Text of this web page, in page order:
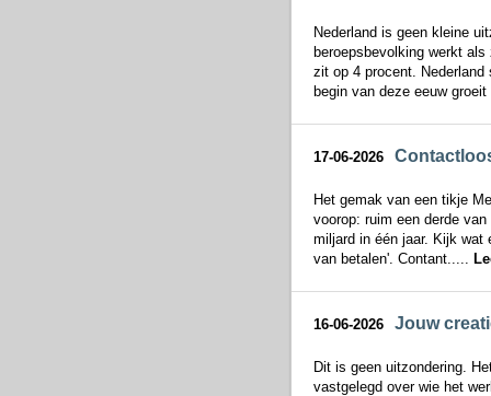
Nederland is geen kleine
beroepsbevolking werkt
zit op 4 procent.
begin van deze eeuw
17-06-2026
Het gemak van een tikje
voorop: ruim een derde
miljard in één jaar. Kijk wat
van betalen'. Contant.....
16-06-2026 Jouw
Dit is geen uitzondering.
vastgelegd over wie het